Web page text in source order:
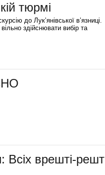
тюрмі
до Лук’янівської в’язниці.
здійснювати вибір та
Всіх врешті-решт